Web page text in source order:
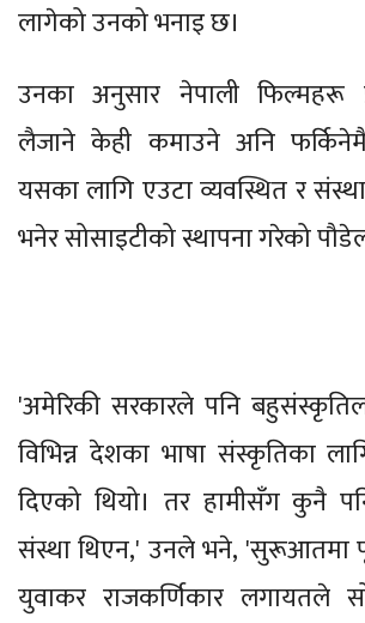
लागेको उनको भनाइ छ।
उनका अनुसार नेपाली फिल्महरू
लैजाने केही कमाउने अनि फर्किनेमै
यसका लागि एउटा व्यवस्थित र
भनेर सोसाइटीको स्थापना गरेको
'अमेरिकी सरकारले पनि
विभिन्न देशका भाषा संस्कृतिका
दिएको थियो। तर हामीसँग कुनै
संस्था थिएन,' उनले भने, 'सुरूआतमा
युवाकर राजकर्णिकार लगायतले